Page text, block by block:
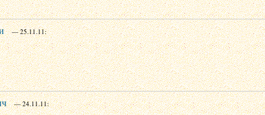
— 25.11.11:
— 24.11.11: